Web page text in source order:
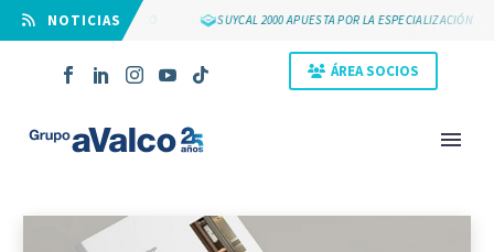
⠀NOTICIAS
25 AÑOS DE GRUPO AVALCO SUYCAL 2000 APUESTA POR LA ESPECIALIZACIÓN
ÁREA SOCIOS